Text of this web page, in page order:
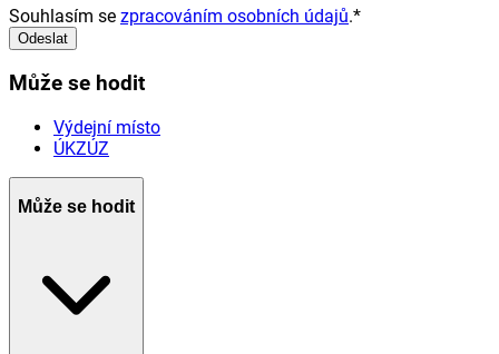
Souhlasím se zpracováním osobních údajů.*
Odeslat
Může se hodit
Výdejní místo
ÚKZÚZ
Může se hodit